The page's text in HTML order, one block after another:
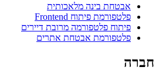
אבטחת בינה מלאכותית
פלטפורמת פיתוח Frontend
פיתוח פלטפורמה מרובת דיירים
פלטפורמת אבטחת אתרים
חברה